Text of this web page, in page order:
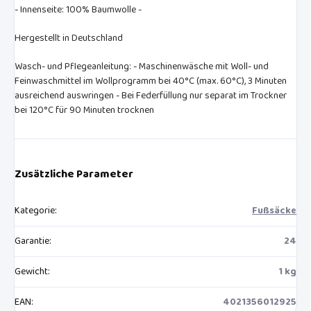
- Innenseite: 100% Baumwolle -
Hergestellt in Deutschland
Wasch- und Pflegeanleitung: - Maschinenwäsche mit Woll- und
Feinwaschmittel im Wollprogramm bei 40°C (max. 60°C), 3 Minuten
ausreichend auswringen - Bei Federfüllung nur separat im Trockner
bei 120°C für 90 Minuten trocknen
Zusätzliche Parameter
Kategorie:
Fußsäcke
Garantie:
24
Gewicht:
1 kg
EAN: 4021356012925